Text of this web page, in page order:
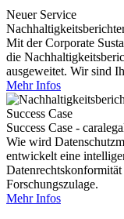
Neuer Service
Mit der Corporate
die
ausgeweitet. Wir sind
Mehr Infos
Success Case
Success Case -
Wie wird
entwickelt eine
Forschungszulage.
Mehr Infos